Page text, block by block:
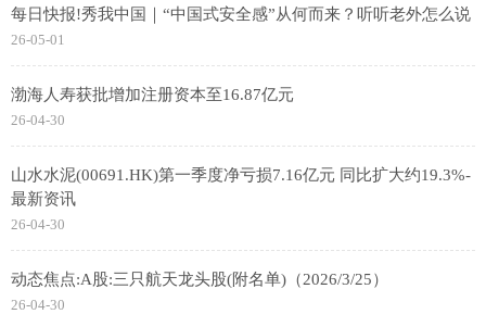
每日快报!秀我中国｜“中国式安全感”从何而来？听听老外怎么说
26-05-01
渤海人寿获批增加注册资本至16.87亿元
26-04-30
山水水泥(00691.HK)第一季度净亏损7.16亿元 同比扩大约19.3%-
最新资讯
26-04-30
动态焦点:A股:三只航天龙头股(附名单)（2026/3/25）
26-04-30